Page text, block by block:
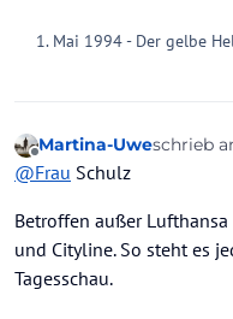
Mai 1994 - Der gelbe
Offline
Martina-Uweschrieb
zuletzt
@Frau Schulz
Betroffen außer
und Cityline. So steht es
Tagesschau.